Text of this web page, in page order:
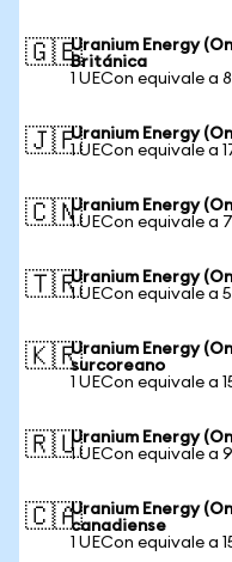
🇬🇧Uranium Energy
Británica
1 UECon equivale a
🇯🇵Uranium Energy
1 UECon equivale a
🇨🇳Uranium Energy
1 UECon equivale a
🇹🇷Uranium Energy
1 UECon equivale a
🇰🇷Uranium Energy
surcoreano
1 UECon equivale a
🇷🇺Uranium Energy
1 UECon equivale a
🇨🇦Uranium Energy
canadiense
1 UECon equivale a